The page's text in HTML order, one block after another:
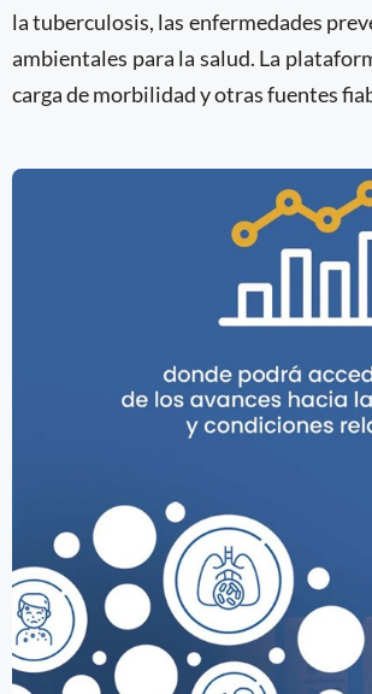
la tuberculosis, las enfermedades
ambientales para la salud. La
carga de morbilidad y otras fuentes